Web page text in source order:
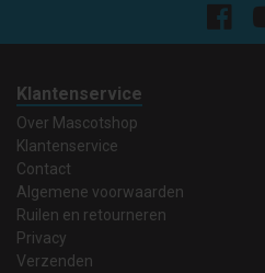
Klantenservice
Over Mascotshop
Klantenservice
Contact
Algemene voorwaarden
Ruilen en retourneren
Privacy
Verzenden